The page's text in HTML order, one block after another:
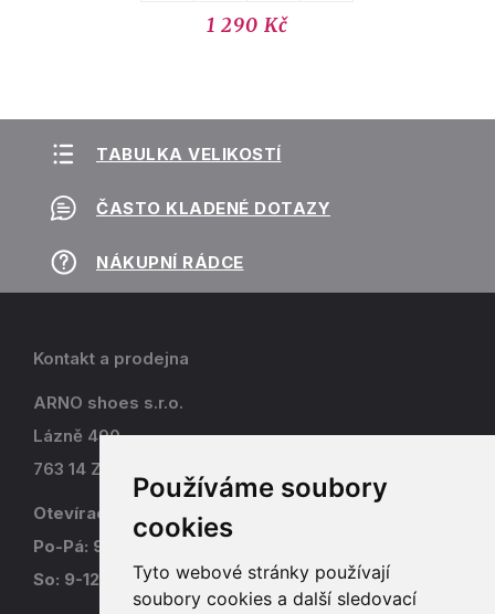
Používáme soubory
cookies
Tyto webové stránky používají
soubory cookies a další sledovací
1 290 Kč
TABULKA VELIKOSTÍ
ČASTO KLADENÉ DOTAZY
NÁKUPNÍ RÁDCE
Kontakt a prodejna
ARNO shoes s.r.o.
Lázně 490
763 14 Zlín - Kostelec
Otevírací doba
Po-Pá: 9-17
So: 9-12